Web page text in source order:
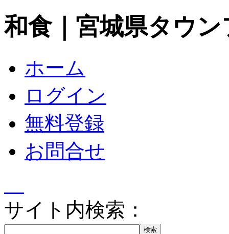
和食｜宮城県タウン
ホーム
ログイン
無料登録
お問合せ
サイト内検索：